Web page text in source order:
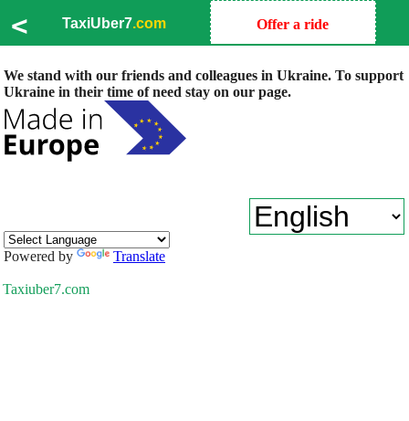
< TaxiUber7.com Offer a ride
We stand with our friends and colleagues in Ukraine. To support
Ukraine in their time of need stay on our page.
Powered by Translate
Taxiuber7.com